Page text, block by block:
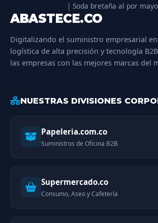
| Soda bretaña al por
ABASTECE.CO
Digitalizando el suministro empresarial
logística de alta precisión y tecnología
las empresas con las mejores marcas del
NUESTRAS DIVISIONES
Papeleria.com.co
Suministros de Oficina B2B
Supermercado.co
Consumo, Aseo y Cafetería